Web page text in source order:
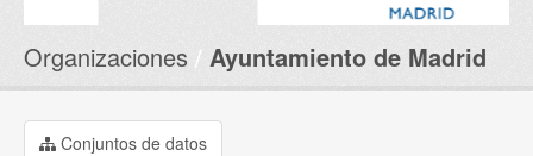
Organizaciones Ayuntamiento de Madrid
Conjuntos de datos